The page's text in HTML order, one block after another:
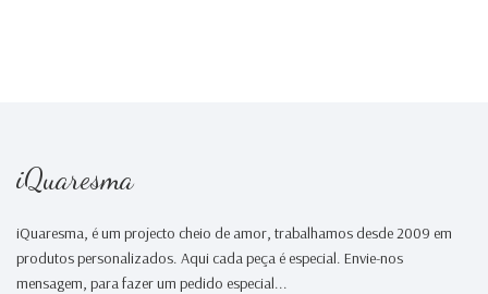
iQuaresma
iQuaresma, é um projecto cheio de amor, trabalhamos desde 2009 em
produtos personalizados. Aqui cada peça é especial. Envie-nos
mensagem, para fazer um pedido especial...